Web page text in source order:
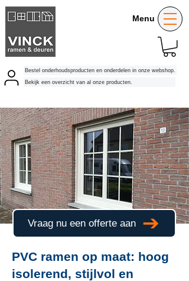
Bekijk een overzicht van al onze producten.
Bestel onderhoudsproducten en onderdelen in onze webshop.
Menu
Vraag nu een offerte aan
PVC ramen op maat: hoog
isolerend, stijlvol en